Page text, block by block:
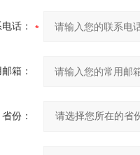
话：
箱：
省份：